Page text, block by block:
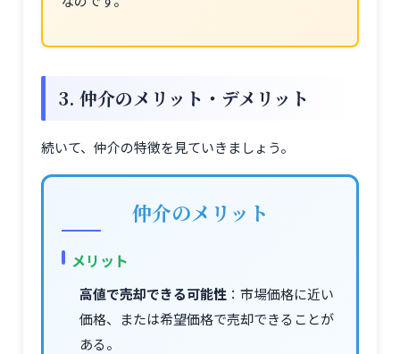
3. 仲介のメリット・デメリット
続いて、仲介の特徴を見ていきましょう。
仲介のメリット
メリット
高値で売却できる可能性 ：市場価格に近い
価格、または希望価格で売却できることが
ある。